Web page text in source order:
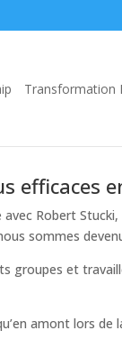
Transformation
efficaces
Robert
sommes
groupes et
amont lors